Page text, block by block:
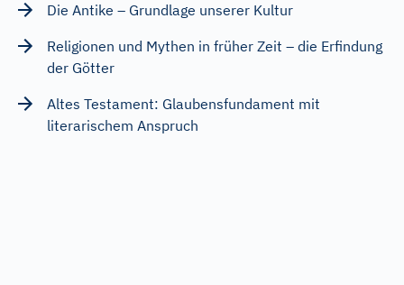
Die Antike – Grundlage unserer Kultur
Religionen und Mythen in früher Zeit – die Erfindung
der Götter
Altes Testament: Glaubensfundament mit
literarischem Anspruch